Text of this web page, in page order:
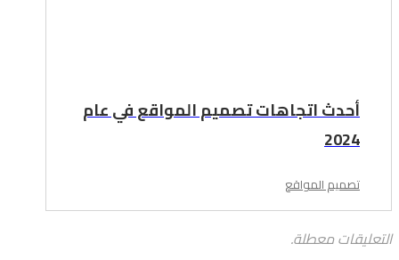
أحدث اتجاهات تصميم المواقع في عام
2024
تصميم المواقع
التعليقات معطلة.